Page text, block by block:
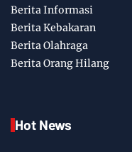
Berita Informasi
Berita Kebakaran
Berita Olahraga
Berita Orang Hilang
Hot News